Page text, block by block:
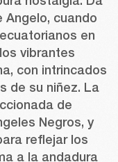
cuando
en
vibrantes
con intrincados
de su niñez. La
de
Negros, y
reflejar los
a la andadura